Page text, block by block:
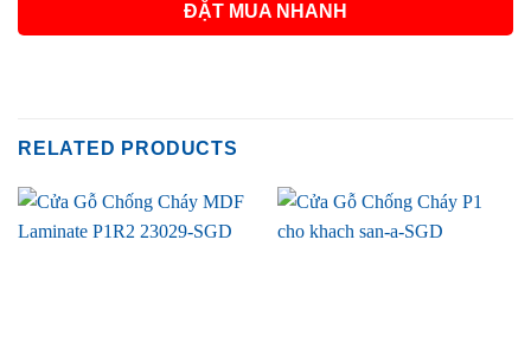
ĐẶT MUA NHANH
RELATED PRODUCTS